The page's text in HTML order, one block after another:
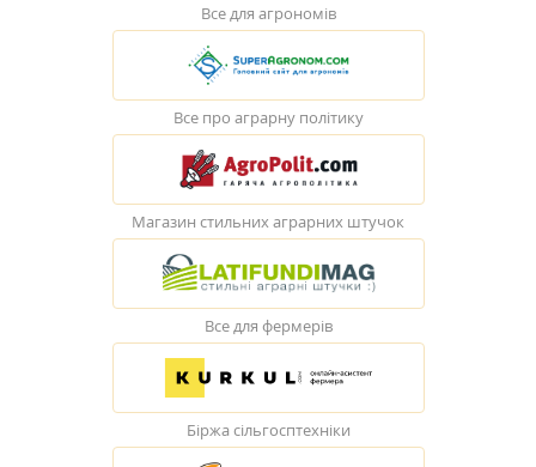
Все для агрономів
Все про аграрну політику
Магазин стильних аграрних штучок
Все для фермерів
Біржа сільгосптехніки